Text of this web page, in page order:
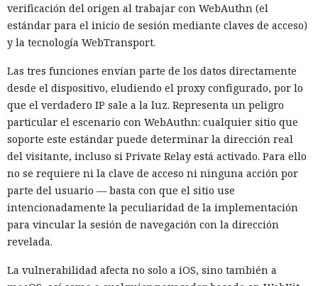
verificación del origen al trabajar con WebAuthn (el
estándar para el inicio de sesión mediante claves de acceso)
y la tecnología WebTransport.
Las tres funciones envían parte de los datos directamente
desde el dispositivo, eludiendo el proxy configurado, por lo
que el verdadero IP sale a la luz. Representa un peligro
particular el escenario con WebAuthn: cualquier sitio que
soporte este estándar puede determinar la dirección real
del visitante, incluso si Private Relay está activado. Para ello
no se requiere ni la clave de acceso ni ninguna acción por
parte del usuario — basta con que el sitio use
intencionadamente la peculiaridad de la implementación
para vincular la sesión de navegación con la dirección
revelada.
La vulnerabilidad afecta no solo a iOS, sino también a